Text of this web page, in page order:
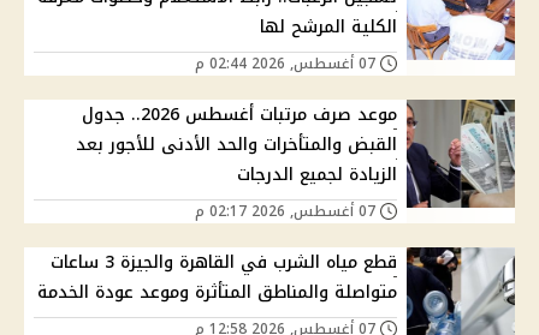
الكلية المرشح لها
موعد صرف مرتبات أغسطس 2026.. جدول
القبض والمتأخرات والحد الأدنى للأجور بعد
الزيادة لجميع الدرجات
قطع مياه الشرب في القاهرة والجيزة 3 ساعات
متواصلة والمناطق المتأثرة وموعد عودة الخدمة